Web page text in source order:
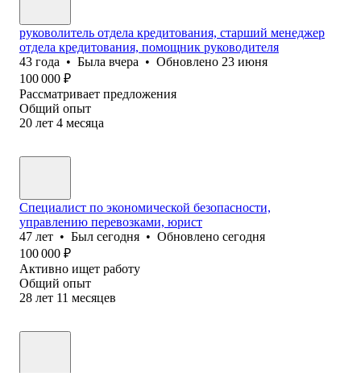
руковолитель отдела кредитования, старший менеджер
отдела кредитования, помощник руководителя
43 года • Была вчера • Обновлено 23 июня
100 000 ₽
Рассматривает предложения
Общий опыт
20 лет 4 месяца
Специалист по экономической безопасности,
управлению перевозками, юрист
47 лет • Был сегодня • Обновлено сегодня
100 000 ₽
Активно ищет работу
Общий опыт
28 лет 11 месяцев